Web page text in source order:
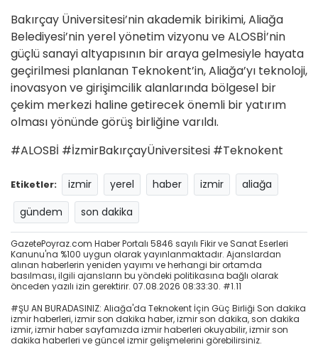
Bakırçay Üniversitesi’nin akademik birikimi, Aliağa
Belediyesi’nin yerel yönetim vizyonu ve ALOSBİ’nin
güçlü sanayi altyapısının bir araya gelmesiyle hayata
geçirilmesi planlanan Teknokent’in, Aliağa’yı teknoloji,
inovasyon ve girişimcilik alanlarında bölgesel bir
çekim merkezi haline getirecek önemli bir yatırım
olması yönünde görüş birliğine varıldı.
#ALOSBİ #İzmirBakırçayÜniversitesi #Teknokent
Etiketler: izmir yerel haber izmir
aliağa
gündem
son dakika
GazetePoyraz.com Haber Portalı 5846 sayılı Fikir ve Sanat Eserleri
Kanunu'na %100 uygun olarak yayınlanmaktadır. Ajanslardan
alınan haberlerin yeniden yayımı ve herhangi bir ortamda
basılması, ilgili ajansların bu yöndeki politikasına bağlı olarak
önceden yazılı izin gerektirir. 07.08.2026 08:33:30. #1.11
#ŞU AN BURADASINIZ: Aliağa'da Teknokent İçin Güç Birliği Son dakika
izmir haberleri, izmir son dakika haber, izmir son dakika, son dakika
izmir, izmir haber sayfamızda izmir haberleri okuyabilir, izmir son
dakika haberleri ve güncel izmir gelişmelerini görebilirsiniz.